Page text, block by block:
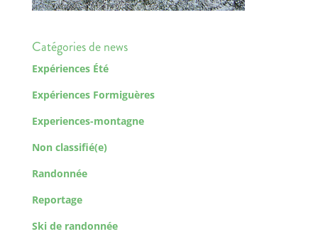
Catégories de news
Expériences Été
Expériences Formiguères
Experiences-montagne
Non classifié(e)
Randonnée
Reportage
Ski de randonnée